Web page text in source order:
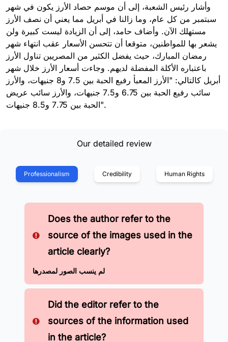
وأشار رئيس الشعبة، إلى أن موسم حصاد الأرز يكون في شهر
سبتمبر من كل عام، وما زالنا في أبريل مما يعني أن نصف الأرز
مستهلك الآن. وأضاف حامد، إلى أن الزيادة ليست كبيرة ولن
يشعر بها للمواطنين، متوقعا أن تتحسن الأسعار عقب انتهاء شهر
رمضان المبارك، حيث يفضل الكثير من المصريين تناول الأرز
باعتباره الأكلة المفضلة لديهم. وجاءت أسعار الأرز خلال شهر
أبريل كالتالي: "الأرز المعبأ رفيع الحبة بين 7.5 و8 جنيهات، والأرز
سائب رفيع الحبة بين 6.75 و7.5 جنيهات، والأرز سائب عريض
الحبة بين 7.75 و8.5 جنيهات".
Our detailed review
Professionalism Credibility Human Rights
Does the author refer to the
source of the images used in the
article clearly?
لم ينسب الصور لمصدرها
Did the editor refer to the
sources of the information used
in the article?